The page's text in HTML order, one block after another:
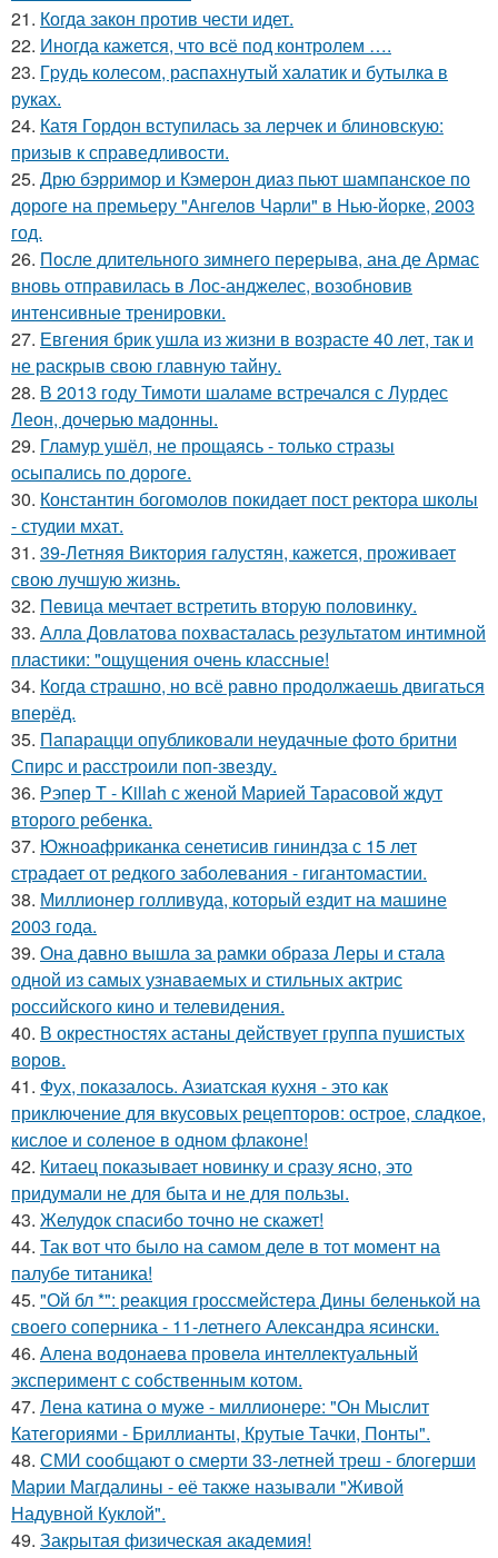
21. Когда закон против чести идет.
22. Иногда кажется, что всё под контролем ….
23. Гpyдь колесом, распахнутый халатик и бутылка в
руках.
24. Катя Гордон вступилась за лерчек и блиновскую:
призыв к справедливости.
25. Дрю бэрримор и Кэмерон диаз пьют шампанское по
дороге на премьеру "Ангелов Чарли" в Нью-йорке, 2003
год.
26. После длительного зимнего перерыва, ана де Армас
вновь отправилась в Лос-анджелес, возобновив
интенсивные тренировки.
27. Евгения брик ушла из жизни в возрасте 40 лет, так и
не раскрыв свою главную тайну.
28. В 2013 году Тимоти шаламе встречался с Лурдес
Леон, дочерью мадонны.
29. Гламур ушёл, не прощаясь - только стразы
осыпались по дороге.
30. Константин богомолов покидает пост ректора школы
- студии мхат.
31. 39-Летняя Виктория галустян, кажется, проживает
свою лучшую жизнь.
32. Певица мечтает встретить вторую половинку.
33. Алла Довлатова похвасталась результатом интимной
пластики: "ощущения очень классные!
34. Когда страшно, но всё равно продолжаешь двигаться
вперёд.
35. Папарацци опубликовали неудачные фото бритни
Спирс и расстроили поп-звезду.
36. Рэпер T - Killah с женой Марией Тарасовой ждут
второго ребенка.
37. Южноафриканка сенетисив гининдза с 15 лет
страдает от редкого заболевания - гигантомастии.
38. Миллионер голливуда, который ездит на машине
2003 года.
39. Она давно вышла за рамки образа Леры и стала
одной из самых узнаваемых и стильных актрис
российского кино и телевидения.
40. В окрестностях астаны действует группа пушистых
воров.
41. Фух, показалось. Азиатская кухня - это как
приключение для вкусовых рецепторов: острое, сладкое,
кислое и соленое в одном флаконе!
42. Китаец показывает новинку и сразу ясно, это
придумали не для быта и не для пользы.
43. Желудок спасибо точно не скажет!
44. Так вот что было на самом деле в тот момент на
палубе титаника!
45. "Ой бл *": реакция гроссмейстера Дины беленькой на
своего соперника - 11-летнего Александра ясински.
46. Алена водонаева провела интеллектуальный
эксперимент с собственным котом.
47. Лена катина о муже - миллионере: "Он Мыслит
Категориями - Бриллианты, Крутые Тачки, Понты".
48. СМИ сообщают о смерти 33-летней треш - блогерши
Марии Магдалины - её также называли "Живой
Надувной Куклой".
49. Закрытая физическая академия!